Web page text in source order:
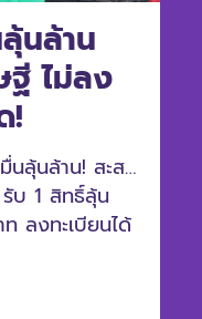
นล้าน
ฐี ไม่ลง
!
ลุ้นล้าน! สะสม
บ 1 สิทธิ์ลุ้น
ลงทะเบียนได้